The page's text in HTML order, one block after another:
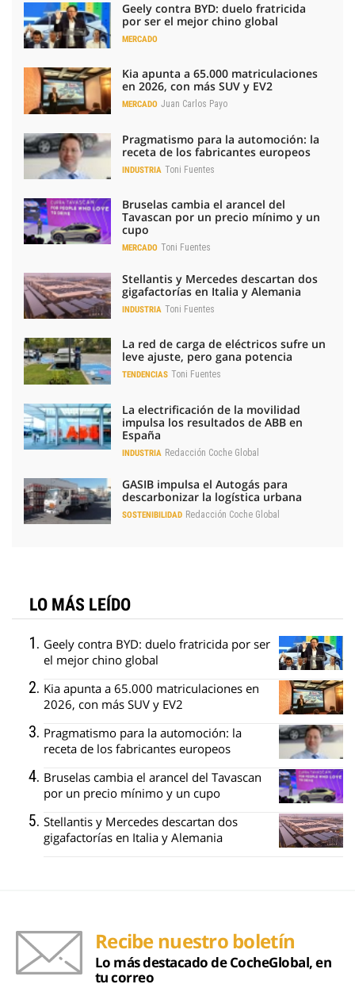
Geely contra BYD: duelo fratricida
por ser el mejor chino global
MERCADO
Kia apunta a 65.000 matriculaciones
en 2026, con más SUV y EV2
MERCADO Juan Carlos Payo
Pragmatismo para la automoción: la
receta de los fabricantes europeos
INDUSTRIA Toni Fuentes
Bruselas cambia el arancel del
Tavascan por un precio mínimo y un
cupo
MERCADO Toni Fuentes
Stellantis y Mercedes descartan dos
gigafactorías en Italia y Alemania
INDUSTRIA Toni Fuentes
La red de carga de eléctricos sufre un
leve ajuste, pero gana potencia
TENDENCIAS Toni Fuentes
La electrificación de la movilidad
impulsa los resultados de ABB en
España
INDUSTRIA Redacción Coche Global
GASIB impulsa el Autogás para
descarbonizar la logística urbana
SOSTENIBILIDAD Redacción Coche Global
LO MÁS LEÍDO
Geely contra BYD: duelo fratricida por ser
el mejor chino global
Kia apunta a 65.000 matriculaciones en
2026, con más SUV y EV2
Pragmatismo para la automoción: la
receta de los fabricantes europeos
Bruselas cambia el arancel del Tavascan
por un precio mínimo y un cupo
Stellantis y Mercedes descartan dos
gigafactorías en Italia y Alemania
Recibe nuestro boletín
Lo más destacado de CocheGlobal, en
tu correo